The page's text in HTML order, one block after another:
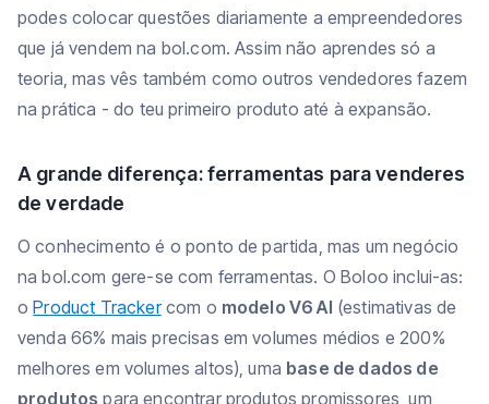
podes colocar questões diariamente a empreendedores
que já vendem na bol.com. Assim não aprendes só a
teoria, mas vês também como outros vendedores fazem
na prática - do teu primeiro produto até à expansão.
A grande diferença: ferramentas para venderes
de verdade
O conhecimento é o ponto de partida, mas um negócio
na bol.com gere-se com ferramentas. O Boloo inclui-as:
oProduct Trackercom o modelo V6 AI (estimativas de
venda 66% mais precisas em volumes médios e 200%
melhores em volumes altos), uma base de dados de
produtos para encontrar produtos promissores, um